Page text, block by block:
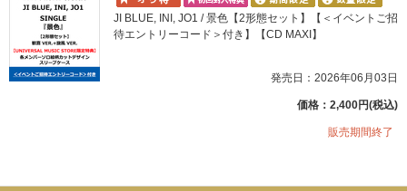
JI BLUE, INI, JO1 / 景色【2形態セット】【＜イベントご招
待エントリーコード＞付き】【CD MAXI】
発売日：2026年06月03日
価格：2,400円(税込)
販売期間終了